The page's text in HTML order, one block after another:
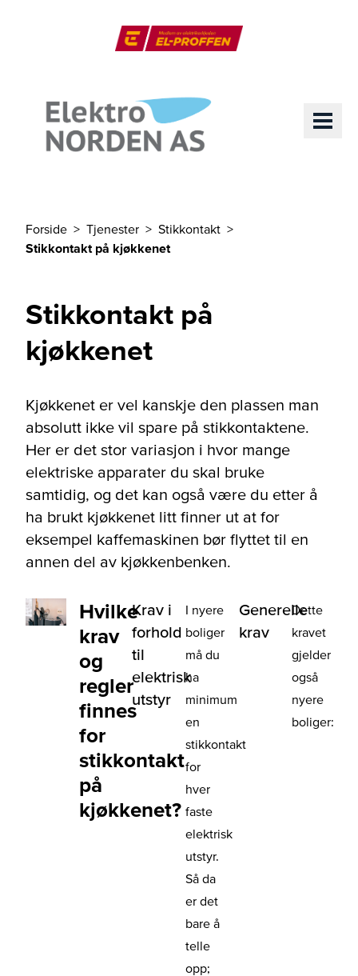
Du er her
Forside Tjenester
Stikkontakt
Stikkontakt på kjøkkenet
Stikkontakt på
kjøkkenet
Kjøkkenet er vel kanskje den plassen man
absolutt ikke vil spare på stikkontaktene.
Her er det stor variasjon i hvor mange
elektriske apparater du skal bruke
samtidig, og det kan også være du etter å
ha brukt kjøkkenet litt finner ut at for
eksempel kaffemaskinen bør flyttet til en
annen del av kjøkkenbenken.
Hvilke
krav
og
regler
finnes
for
stikkontakt
på
kjøkkenet?
Krav i
forhold
til
elektrisk
utstyr
I nyere
boliger
må du
ha
minimum
en
stikkontakt
for
hver
faste
elektrisk
utstyr.
Så da
er det
bare å
telle
opp;
Generelle
krav
Dette
kravet
gjelder
også
nyere
boliger: